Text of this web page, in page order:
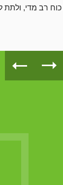
כוח רב מדי,